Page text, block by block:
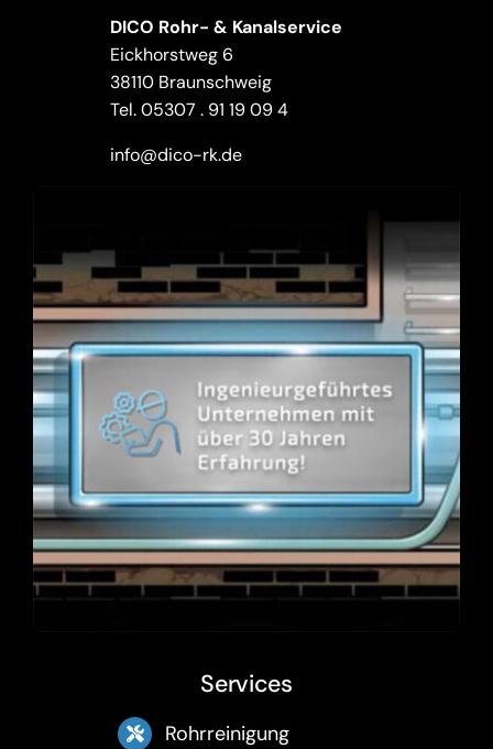
DICO Rohr- & Kanalservice
Eickhorstweg 6
38110 Braunschweig
Tel.05307 . 91 19 09 4
info@dico-rk.de
Services
Rohrreinigung